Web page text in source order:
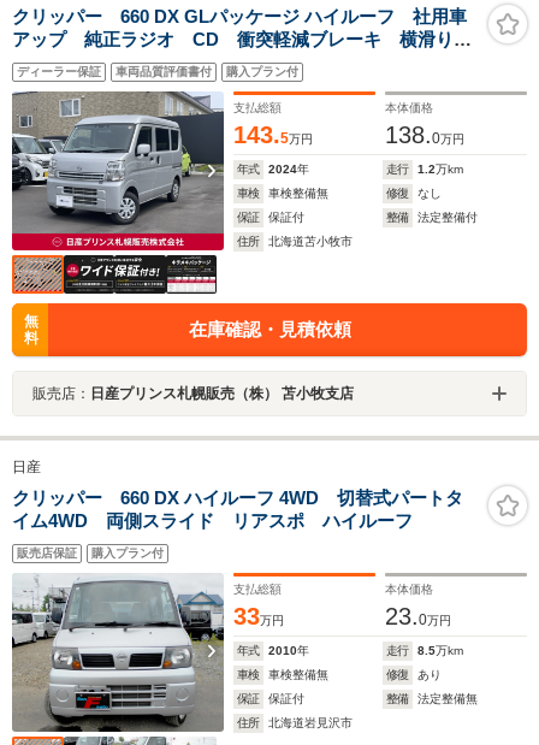
クリッパー 660 DX GLパッケージ ハイルーフ 社用車
アップ 純正ラジオ CD 衝突軽減ブレーキ 横滑り防
止装置 コーナーセンサー 車線逸脱警報 4WD切替
USB充電口
ディーラー保証 車両品質評価書付 購入プラン付
支払総額
143.5万円
本体価格
138.0万円
年式 2024年 走行 1.2万km
車検
車検整備無 修復
なし
保証
保証付 整備
法定整備付
住所
北海道苫小牧市
無
料
在庫確認・見積依頼
販売店： 日産プリンス札幌販売（株） 苫小牧支店
日産
クリッパー 660 DX ハイルーフ 4WD 切替式パートタ
イム4WD 両側スライド リアスポ ハイルーフ
販売店保証 購入プラン付
支払総額
33万円
本体価格
23.0万円
年式 2010年 走行 8.5万km
車検
車検整備無 修復
あり
保証
保証付 整備
法定整備無
住所
北海道岩見沢市